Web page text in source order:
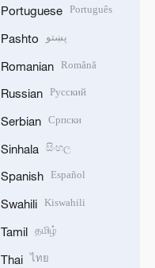
Portuguese Português
Pashto پښتو
Romanian Română
Russian Русский
Serbian Српски
Sinhala සිංහල
Spanish Español
Swahili Kiswahili
Tamil தமிழ்
Thai ไทย